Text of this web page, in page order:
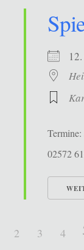
02572
2 3 4